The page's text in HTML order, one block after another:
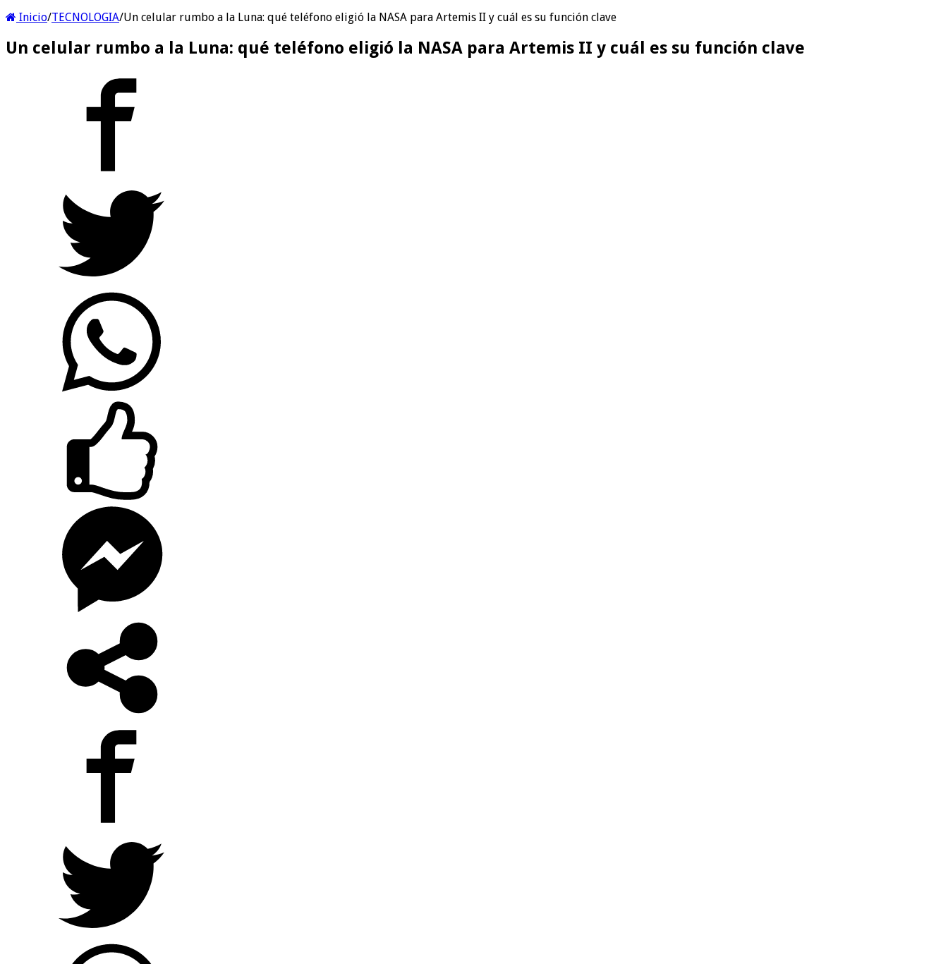
Inicio/TECNOLOGIA/Un celular rumbo a la Luna: qué teléfono eligió la NASA para Artemis II y cuál es su función clave
Un celular rumbo a la Luna: qué teléfono eligió la NASA para Artemis II y cuál es su función clave